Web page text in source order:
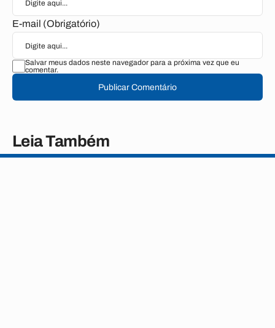
E-mail (Obrigatório)
Salvar meus dados neste navegador para a próxima vez que eu
comentar.
Publicar Comentário
Leia Também